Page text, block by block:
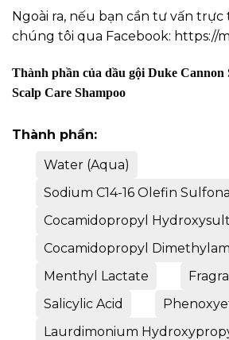
Ngoài ra, nếu bạn cần tư vấn trực
chúng tôi qua Facebook: https://
Thành phần của dầu gội Duke Cannon
Scalp Care Shampoo
Thành phần:
Water (Aqua)
Sodium C14-16 Olefin
Cocamidopropyl
Cocamidopropyl
Menthyl Lactate
Salicylic Acid
Laurdimonium